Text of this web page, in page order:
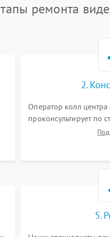
ремонта
2.
Оператор колл
проконсультирует по
видеорегистратора а
5.